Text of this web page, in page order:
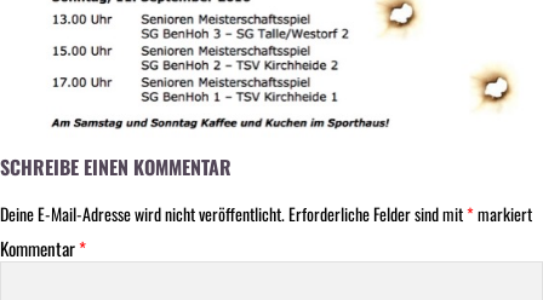
SCHREIBE EINEN KOMMENTAR
Deine E-Mail-Adresse wird nicht veröffentlicht.Erforderliche Felder sind mit*markiert
Kommentar*